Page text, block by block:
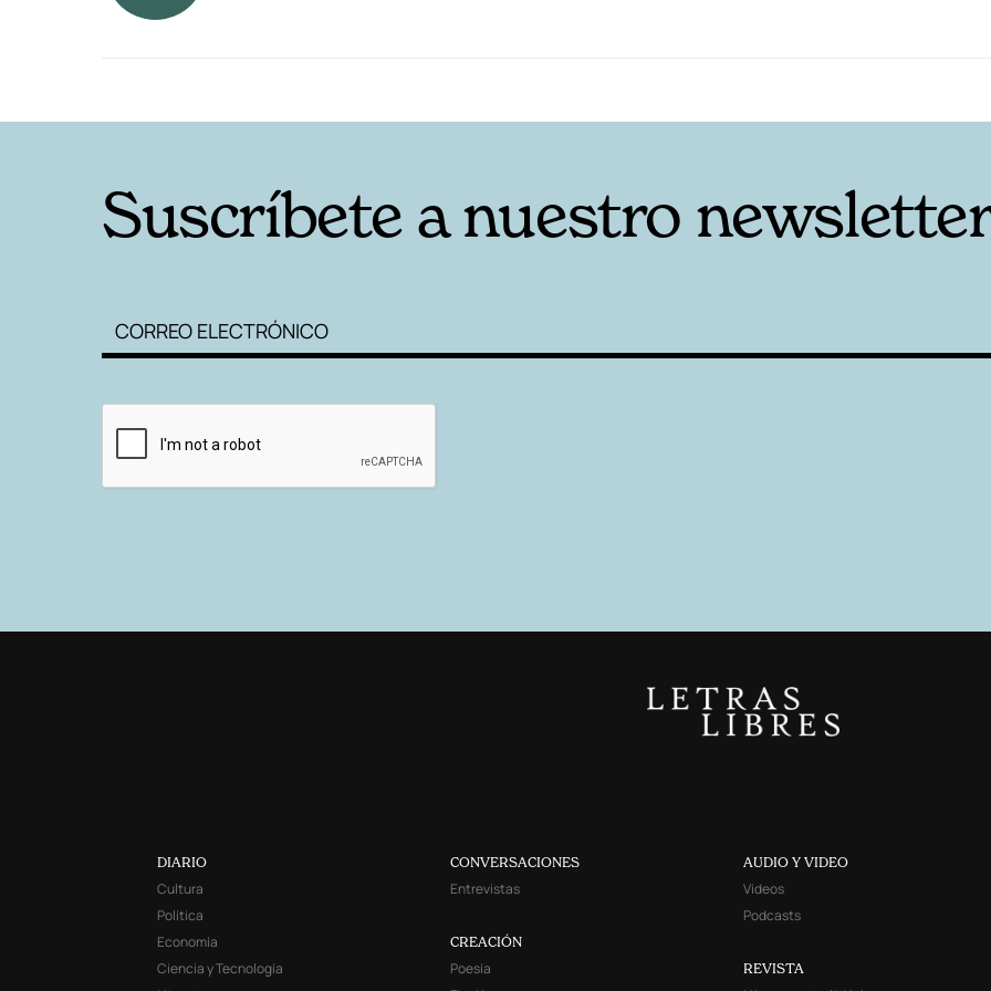
Suscríbete a nuestro
DIARIO
Cultura
Política
Economía
Ciencia y Tecnología
CONVERSACIONES
Entrevistas
CREACIÓN
Poesía
AUDIO Y VIDEO
Videos
Podcasts
REVISTA